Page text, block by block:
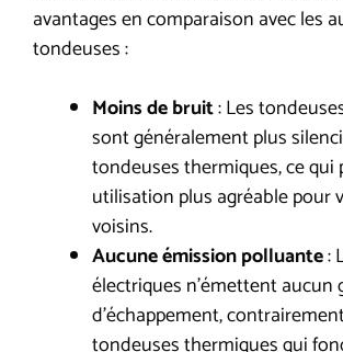
avantages en comparaison avec les
tondeuses :
Moins de bruit: Les
sont généralement plus
tondeuses thermiques, ce qui
utilisation plus agréable pour
voisins.
Aucune émission polluante:
électriques n’émettent aucun
d’échappement,
tondeuses thermiques qui